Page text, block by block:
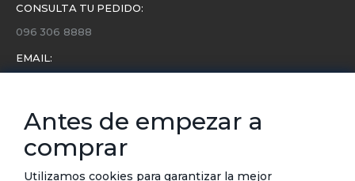
CONSULTA TU PEDIDO:
096 306 8888
EMAIL:
Conoce toda la información sobre últimas colecciones,
eventos y ofertas.
Subscríbete a nuestro newsletter
Antes de empezar a
comprar
Utilizamos cookies para garantizar la mejor